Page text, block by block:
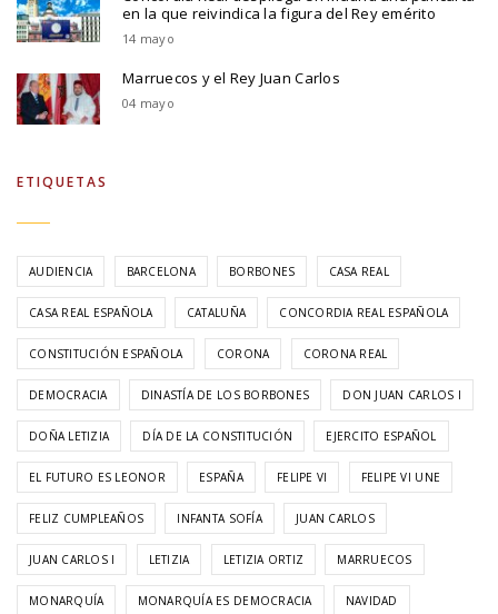
en la que reivindica la figura del Rey emérito
14 mayo
Marruecos y el Rey Juan Carlos
04 mayo
ETIQUETAS
AUDIENCIA BARCELONA BORBONES CASA REAL
CASA REAL ESPAÑOLA CATALUÑA CONCORDIA REAL ESPAÑOLA
CONSTITUCIÓN ESPAÑOLA CORONA CORONA REAL
DEMOCRACIA DINASTÍA DE LOS BORBONES DON JUAN CARLOS I
DOÑA LETIZIA DÍA DE LA CONSTITUCIÓN EJERCITO ESPAÑOL
EL FUTURO ES LEONOR ESPAÑA FELIPE VI FELIPE VI UNE
FELIZ CUMPLEAÑOS INFANTA SOFÍA JUAN CARLOS
JUAN CARLOS I LETIZIA LETIZIA ORTIZ MARRUECOS
MONARQUÍA MONARQUÍA ES DEMOCRACIA NAVIDAD